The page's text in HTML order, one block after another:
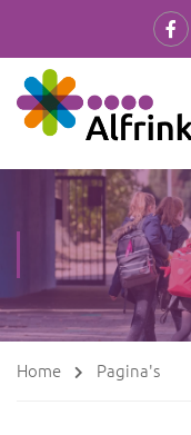
Home Pagina's